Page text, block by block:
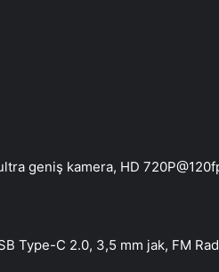
geniş kamera, HD
Type-C 2.0, 3,5 mm jak, FM